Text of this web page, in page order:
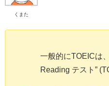
くまた
一般的にTOEICは
Reading テスト”